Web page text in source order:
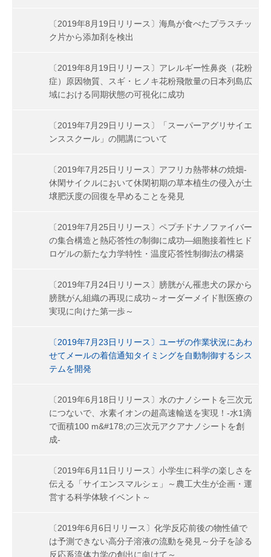
〔2019年8月19日リリース〕海鳥が食べたプラスチッ
ク片から添加剤を検出
〔2019年8月19日リリース〕アレルギー性鼻炎（花粉
症）原因物質、スギ・ヒノキ花粉飛散量の日本列島広
域における同期状態の可視化に成功
〔2019年7月29日リリース〕「スーパーアグリサイエ
ンススクール」の開講について
〔2019年7月25日リリース〕アフリカ熱帯林の焼畑-
休閑サイクルにおいて休閑初期の草本植生の侵入が土
壌肥沃度の回復を早めることを発見
〔2019年7月25日リリース〕ペプチドナノファイバー
の集合構造と熱応答性の制御に成功―細胞接着性ヒド
ロゲルの新たな力学特性・温度応答性制御法の構築
〔2019年7月24日リリース〕膀胱がん罹患犬の尿から
膀胱がん組織の再現に成功～オーダーメイド獣医療の
実現に向けた第一歩～
〔2019年7月23日リリース〕ユーザの作業状況にあわ
せてメールの着信通知タイミングを自動制御するシス
テムを開発
〔2019年6月18日リリース〕水のナノシートを三次元
につないで、水素イオンの超高速輸送を実現！-水1滴
で面積100 m&#178;の三次元アクアナノシートを創
成-
〔2019年6月11日リリース〕小学生に科学の楽しさを
伝える「サイエンスマルシェ」～農工大生が企画・運
営する科学体験イベント～
〔2019年6月6日リリース〕化学反応前後の物性値で
は予測できない高分子溶液の流動を発見～分子を診る
反応系流体力学の創出に向けて～